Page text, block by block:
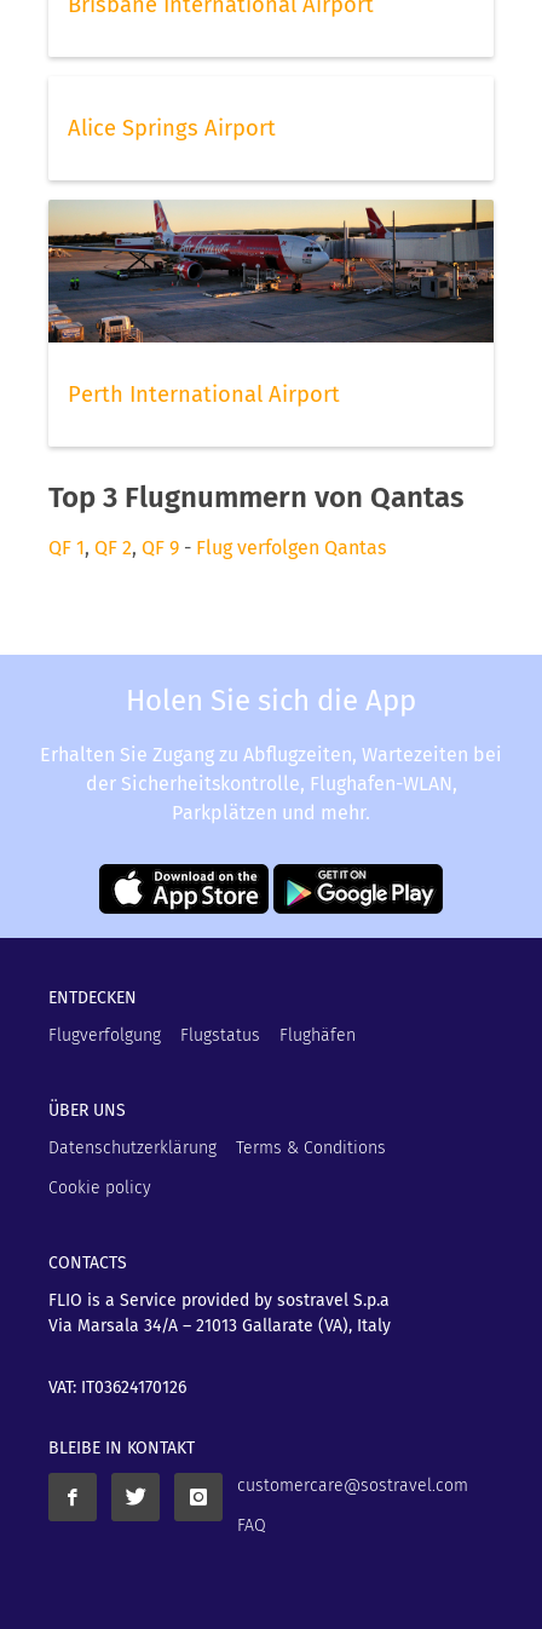
Alice Springs Airport
Perth International Airport
Top 3 Flugnummern von Qantas
QF 1, QF 2, QF 9 - Flug verfolgen Qantas
Holen Sie sich die App
Erhalten Sie Zugang zu Abflugzeiten, Wartezeiten bei
der Sicherheitskontrolle, Flughafen-WLAN,
Parkplätzen und mehr.
ENTDECKEN
Flugverfolgung
Flugstatus Flughäfen
ÜBER UNS
Datenschutzerklärung
Terms & Conditions
Cookie policy
CONTACTS
FLIO is a Service provided by sostravel S.p.a
Via Marsala 34/A – 21013 Gallarate (VA), Italy
VAT: IT03624170126
BLEIBE IN KONTAKT
customercare@sostravel.com
FAQ